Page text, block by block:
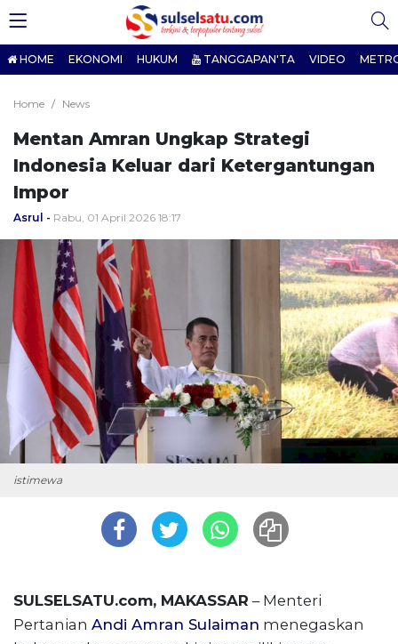
HOME EKONOMI HUKUM TANGGAPAN'TA VIDEO
Home News
Mentan Amran Ungkap Strategi
Indonesia Keluar dari Ketergantungan
Impor
Asrul Rabu, 01 April 2026 18:17
istimewa
SULSELSATU.com, MAKASSAR – Menteri
Pertanian Andi Amran Sulaiman menegaskan